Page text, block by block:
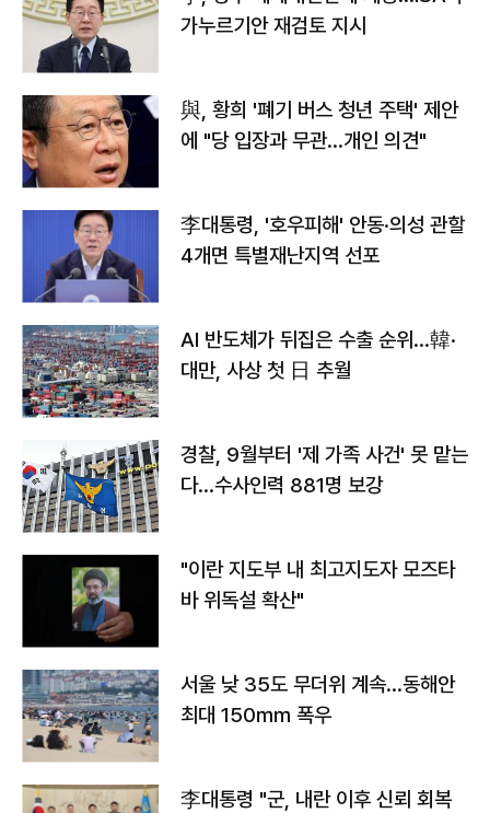
가누르기안 재검토 지시
與, 황희 '폐기 버스 청년 주택' 제안
에 "당 입장과 무관…개인 의견"
李대통령, '호우피해' 안동·의성 관할
4개면 특별재난지역 선포
AI 반도체가 뒤집은 수출 순위…韓·
대만, 사상 첫 日 추월
경찰, 9월부터 '제 가족 사건' 못 맡는
다…수사인력 881명 보강
"이란 지도부 내 최고지도자 모즈타
바 위독설 확산"
서울 낮 35도 무더위 계속…동해안
최대 150㎜ 폭우
李대통령 "군, 내란 이후 신뢰 회복